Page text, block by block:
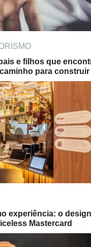
e filhos que
para construir
experiência: o
Mastercard